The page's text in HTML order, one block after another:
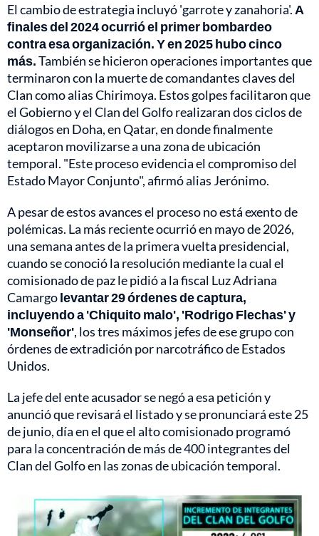
El cambio de estrategia incluyó 'garrote y zanahoria'. A
finales del 2024 ocurrió el primer bombardeo
contra esa organización. Y en 2025 hubo cinco
más.También se hicieron operaciones importantes que
terminaron con la muerte de comandantes claves del
Clan como alias Chirimoya. Estos golpes facilitaron que
el Gobierno y el Clan del Golfo realizaran dos ciclos de
diálogos en Doha, en Qatar, en donde finalmente
aceptaron movilizarse a una zona de ubicación
temporal. "Este proceso evidencia el compromiso del
Estado Mayor Conjunto", afirmó alias Jerónimo.
A pesar de estos avances el proceso no está exento de
polémicas. La más reciente ocurrió en mayo de 2026,
una semana antes de la primera vuelta presidencial,
cuando se conoció la resolución mediante la cual el
comisionado de paz le pidió a la fiscal Luz Adriana
Camargolevantar 29 órdenes de captura,
incluyendo a 'Chiquito malo', 'Rodrigo Flechas' y
'Monseñor', los tres máximos jefes de ese grupo con
órdenes de extradición por narcotráfico de Estados
Unidos.
La jefe del ente acusador se negó a esa petición y
anunció que revisará el listado y se pronunciará este 25
de junio, día en el que el alto comisionado programó
para la concentración de más de 400 integrantes del
Clan del Golfo en las zonas de ubicación temporal.